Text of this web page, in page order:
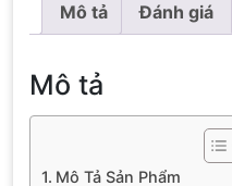
Mô tả Đánh giá
Mô tả
Mô Tả Sản Phẩm